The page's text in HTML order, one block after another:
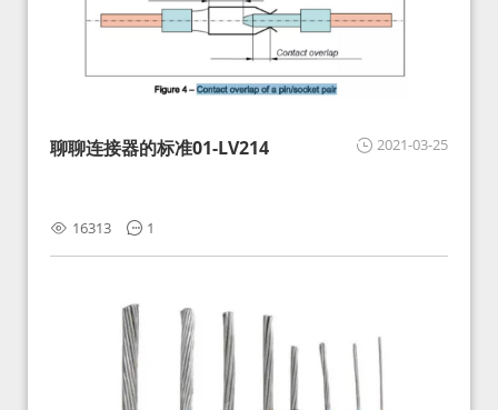
2021-03-25
聊聊连接器的标准01-LV214
16313 1